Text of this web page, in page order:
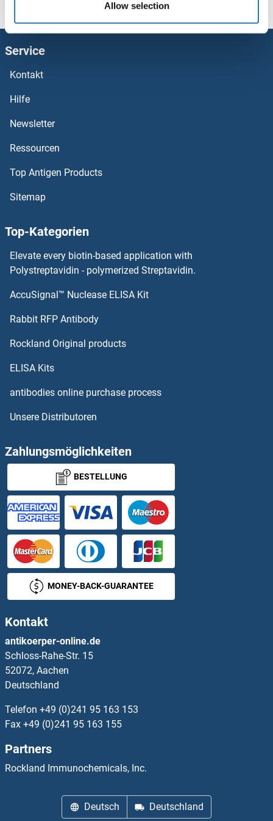
Allow selection
Patched 1 ELISA Kits
Parvalbumin ELISA Kits
PARP4 ELISA Kits
PARP2 ELISA Kits
PARN ELISA Kits
PARM1 ELISA Kits
Parkinson Protein 7 ELISA Kits
PCCB ELISA Kits
PCDH15 ELISA Kits
PCDH17 ELISA Kits
PCDH20 ELISA Kits
PCDH21 ELISA Kits
PCDHA1 ELISA Kits
PCDHB15 ELISA Kits
PCDHB16 ELISA Kits
PCDHb2 ELISA Kits
PCDHGA2 ELISA Kits
PCGF1 ELISA Kits
PCGF6 ELISA Kits
PCID2 ELISA Kits
PCLO ELISA Kits
Service
Kontakt
Hilfe
Newsletter
Ressourcen
Top Antigen Products
Sitemap
Top-Kategorien
Elevate every biotin-based application with
Polystreptavidin - polymerized Streptavidin.
AccuSignal™ Nuclease ELISA Kit
Rabbit RFP Antibody
Rockland Original products
ELISA Kits
antibodies online purchase process
Unsere Distributoren
Zahlungsmöglichkeiten
BESTELLUNG
MONEY-BACK-GUARANTEE
Kontakt
antikoerper-online.de
Schloss-Rahe-Str. 15
52072, Aachen
Deutschland
Telefon +49 (0)241 95 163 153
Fax +49 (0)241 95 163 155
Partners
Rockland Immunochemicals, Inc.
Deutsch Deutschland